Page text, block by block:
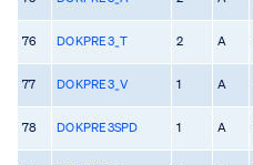
76 DOKPRE3_T 2 A
77 DOKPRE3_V 1 A
78 DOKPRE3SPD 1 A